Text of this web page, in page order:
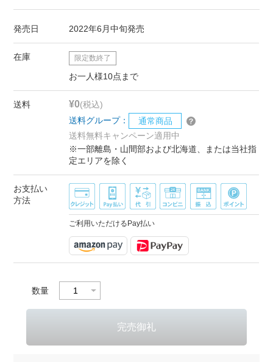
発売日 2022年6月中旬発売
在庫 限定数終了
お一人様10点まで
送料 ¥0(税込)
送料グループ：
通常商品
送料無料キャンペーン適用中
※一部離島・山間部および北海道、または当社指
定エリアを除く
お支払い
方法
ご利用いただけるPay払い
数量